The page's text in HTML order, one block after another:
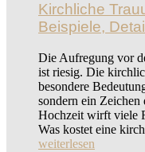
Kirchliche
Beispiele,
Die Aufregung vor
ist riesig. Die
besondere
sondern ein
Hochzeit wirft viele
Was kostet eine
weiterlesen